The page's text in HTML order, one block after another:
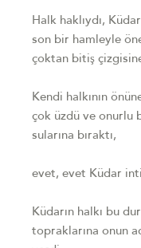
Halk haklıydı,
son bir hamleyle
çoktan bitiş
Kendi halkının
çok üzdü ve onurlu
sularına bıraktı,
evet, evet Küdar
Küdarın halkı bu
topraklarına onun